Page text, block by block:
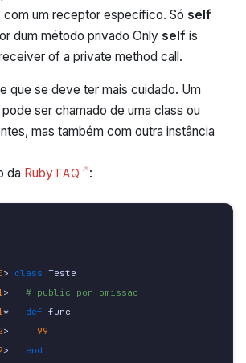
com um receptor específico. Só self
dum método privado Only self is
of a private method call.
que se deve ter mais cuidado. Um
ser chamado de uma class ou
mas também com outra instância
da Ruby FAQ :
> class Teste
>
# public por omissao
* def func
>
99
>
end